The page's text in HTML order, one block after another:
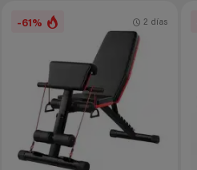
-61% 2 días